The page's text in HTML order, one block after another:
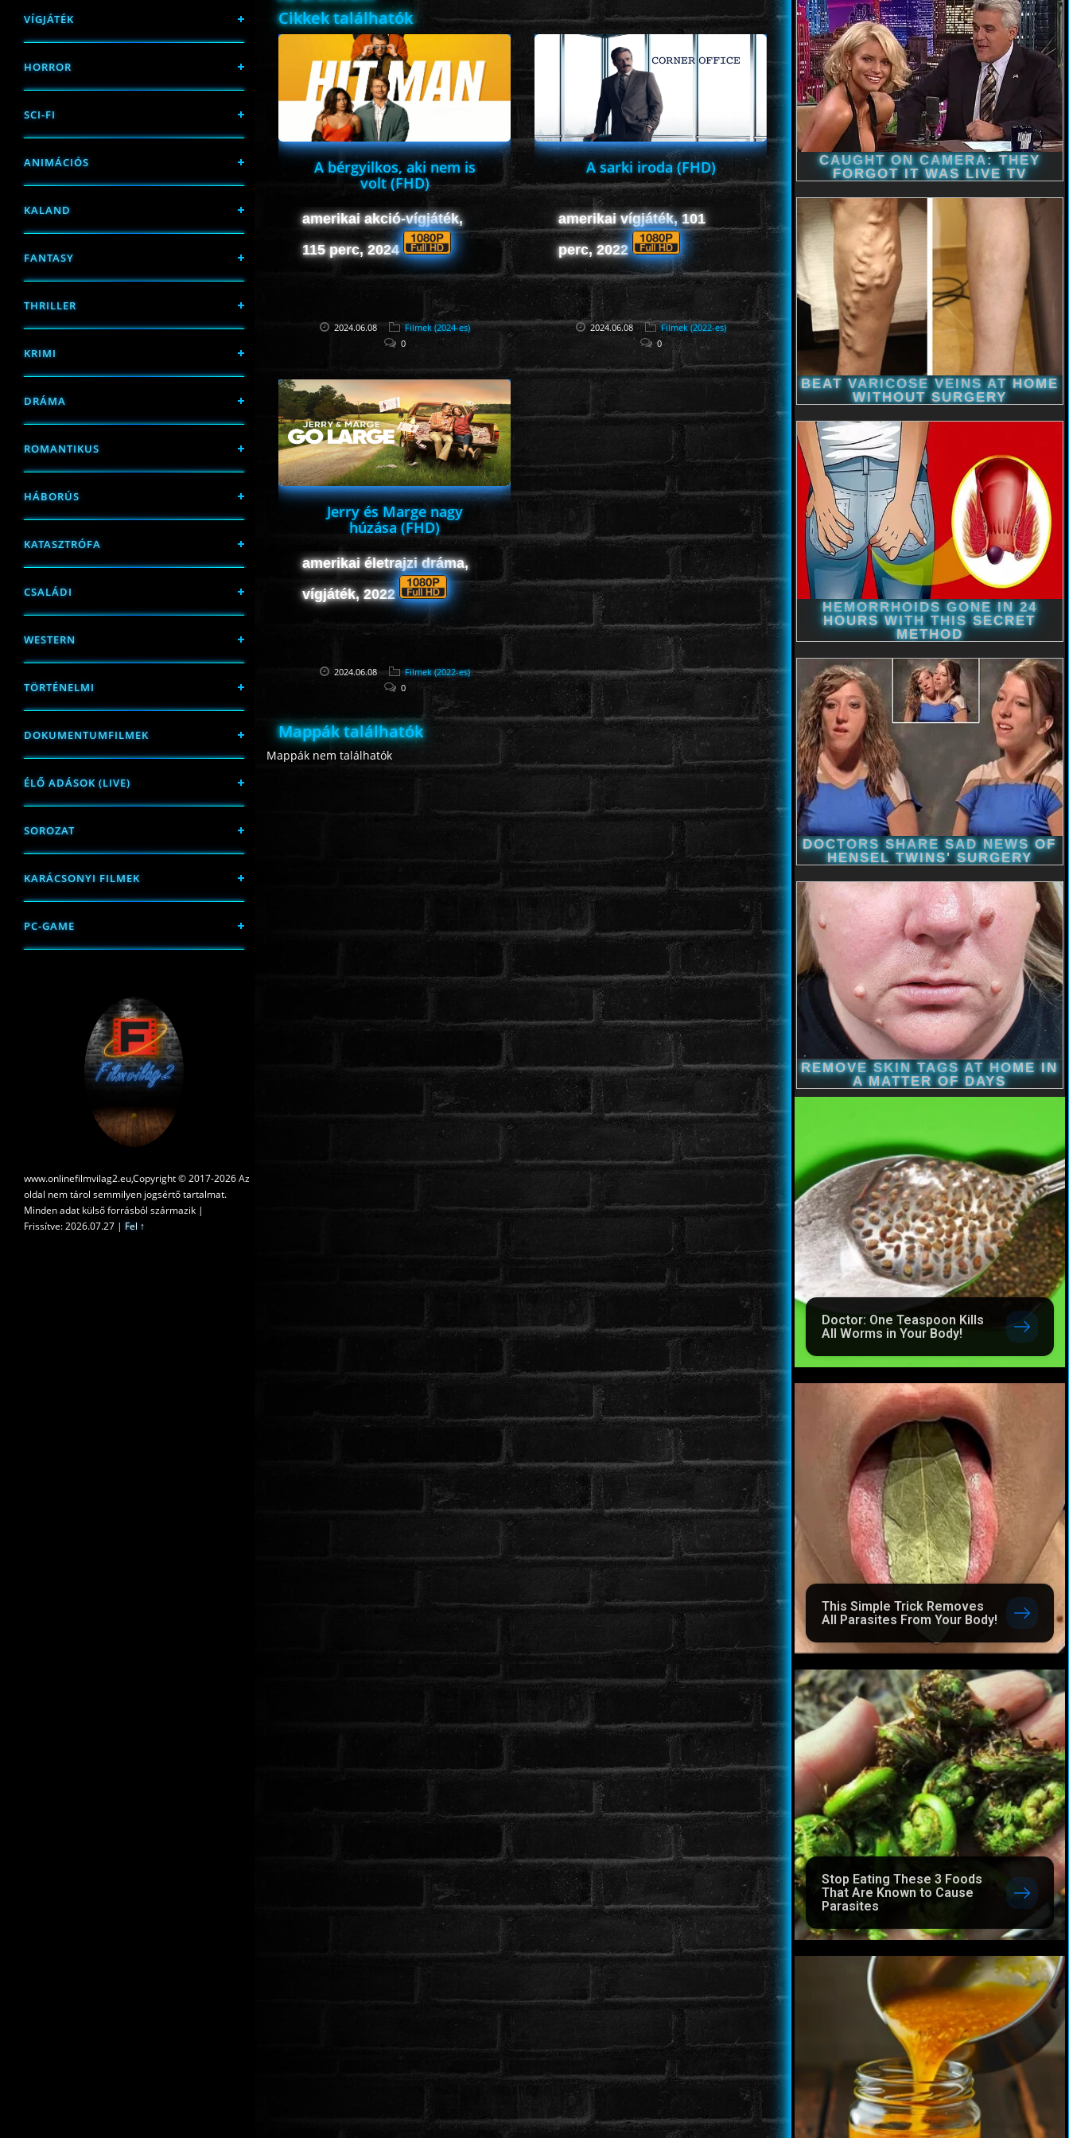
VÍGJÁTÉK
HORROR
SCI-FI
ANIMÁCIÓS
KALAND
FANTASY
THRILLER
KRIMI
DRÁMA
ROMANTIKUS
HÁBORÚS
KATASZTRÓFA
CSALÁDI
WESTERN
TÖRTÉNELMI
DOKUMENTUMFILMEK
ÉLŐ ADÁSOK (LIVE)
SOROZAT
KARÁCSONYI FILMEK
PC-GAME
www.onlinefilmvilag2.eu,Copyright © 2017-2026 Az
oldal nem tárol semmilyen jogsértő tartalmat.
Minden adat külső forrásból származik |
Frissítve: 2026.07.27 | Fel ↑
Cikkek találhatók
A bérgyilkos, aki nem is
volt (FHD)
amerikai akció-vígjáték,
115 perc, 2024
2024.06.08
Filmek (2024-es)
0
A sarki iroda (FHD)
amerikai vígjáték, 101
perc, 2022
2024.06.08
Filmek (2022-es)
0
Jerry és Marge nagy
húzása (FHD)
amerikai életrajzi dráma,
vígjáték, 2022
2024.06.08
Filmek (2022-es)
0
Mappák találhatók
Mappák nem találhatók
Doctor: One Teaspoon Kills
All Worms in Your Body!
This Simple Trick Removes
All Parasites From Your Body!
Stop Eating These 3 Foods
That Are Known to Cause
Parasites